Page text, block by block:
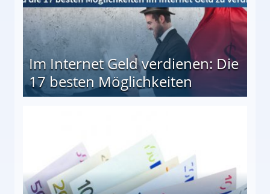
Im Internet Geld verdienen: Die
17 besten Möglichkeiten